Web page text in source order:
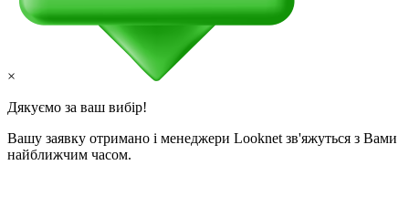
×
Дякуємо за ваш вибір!
Вашу заявку отримано і менеджери Looknet зв'яжуться з Вами
найближчим часом.